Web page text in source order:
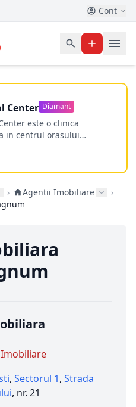
Cont
Center Diamant
este o clinica
in centrul orasului
o experienta de
2009 clinica isi
› Agentii Imobiliare
›
, Sectorul 1, Strada
, nr. 21